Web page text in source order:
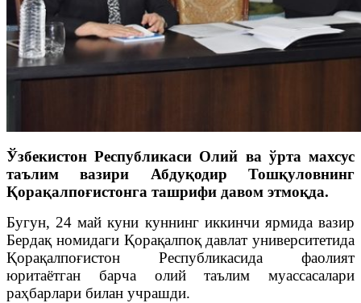
Ўзбекистон Республикаси Олий ва ўрта махсус
таълим вазири Абдуқодир Тошқуловнинг
Қорақалпоғистонга ташрифи давом этмоқда.
Бугун, 24 май куни куннинг иккинчи ярмида вазир
Бердақ номидаги Қорақалпоқ давлат университетида
Қорақалпоғистон Республикасида фаолият
юритаётган барча олий таълим муассасалари
раҳбарлари билан учрашди.